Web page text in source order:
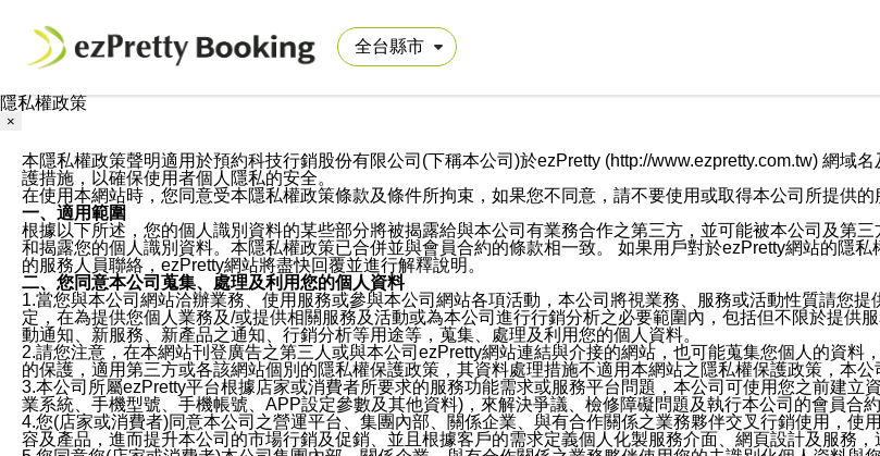
隱私權政策
×
本隱私權政策聲明適用於預約科技行銷股份有限公司(下稱本公司)於ezPretty (http://www.ezpretty.com.tw) 網域
護措施，以確保使用者個人隱私的安全。
在使用本網站時，您同意受本隱私權政策條款及條件所拘束，如果您不同意，請不要使用或取得本公司所提供的
一、適用範圍
根據以下所述，您的個人識別資料的某些部分將被揭露給與本公司有業務合作之第三方，並可能被本公司及第
和揭露您的個人識別資料。本隱私權政策已合併並與會員合約的條款相一致。 如果用戶對於ezPretty網站的隱
的服務人員聯絡，ezPretty網站將盡快回覆並進行解釋說明。
二、您同意本公司蒐集、處理及利用您的個人資料
1.當您與本公司網站洽辦業務、使用服務或參與本公司網站各項活動，本公司將視業務、服務或活動性質請您
定，在為提供您個人業務及/或提供相關服務及活動或為本公司進行行銷分析之必要範圍內，包括但不限於提供
動通知、新服務、新產品之通知、行銷分析等用途等，蒐集、處理及利用您的個人資料。
2.請您注意，在本網站刊登廣告之第三人或與本公司ezPretty網站連結與介接的網站，也可能蒐集您個人的資
的保護，適用第三方或各該網站個別的隱私權保護政策，其資料處理措施不適用本網站之隱私權保護政策，本
3.本公司所屬ezPretty平台根據店家或消費者所要求的服務功能需求或服務平台問題，本公司可使用您之前建
業系統、手機型號、手機帳號、APP設定參數及其他資料)，來解決爭議、檢修障礙問題及執行本公司的會員合
4.您(店家或消費者)同意本公司之營運平台、集團內部、關係企業、與有合作關係之業務夥伴交叉行銷使用，
容及產品，進而提升本公司的市場行銷及促銷、並且根據客戶的需求定義個人化製服務介面、網頁設計及服務